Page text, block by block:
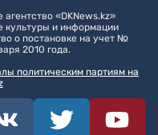
«DKNews.kz»
культуры и информации
о постановке на учет №
2010 года.
политическим партиям на